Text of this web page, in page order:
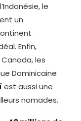
le
un
Enfin,
les
Dominicaine
est aussi une
nomades.